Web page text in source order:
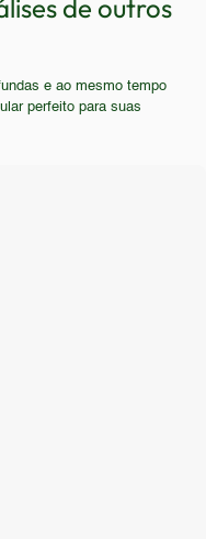
conhecimento
com as ultimas
no público alvo.
ou aqueles que
recursos
de um
e tela de alta
mais
de outros
e ao mesmo tempo
perfeito para suas